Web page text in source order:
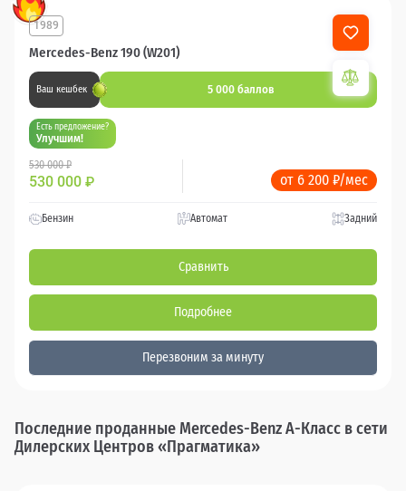
Mercedes-Benz 190 (W201)
1989
Ваш кешбек 5 000 баллов
Есть предложение?
Улучшим!
530 000 ₽
530 000 ₽ от 6 200 ₽/мес
Бензин Автомат Задний
Сравнить
Подробнее
Перезвоним за минуту
Последние проданные Mercedes-Benz A-Класс в сети
Дилерских Центров «Прагматика»